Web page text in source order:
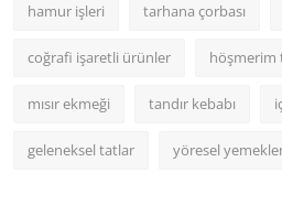
hamur işleri tarhana çorbası
coğrafi işaretli ürünler höşmerim
mısır ekmeği tandır kebabı
geleneksel tatlar yöresel